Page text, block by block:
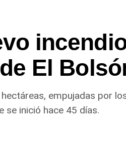
El
empujadas por
se inició hace 45 días.